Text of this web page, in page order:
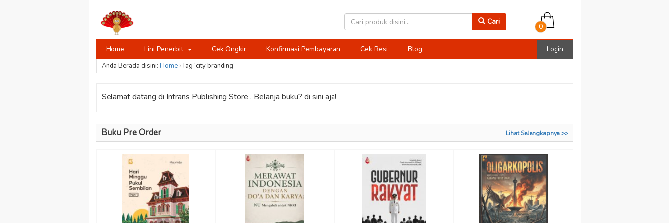
Cari
0
Home Lini Penerbit Cek Ongkir Konfirmasi Pembayaran Cek Resi Blog Login
Anda Berada disini: Home›Tag ‘city branding’
Selamat datang di Intrans Publishing Store . Belanja buku? di sini aja!
Buku Pre Order Lihat Selengkapnya >>